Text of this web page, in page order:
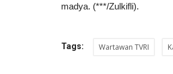
madya. (***/Zulkifli).
Tags: Wartawan TVRI